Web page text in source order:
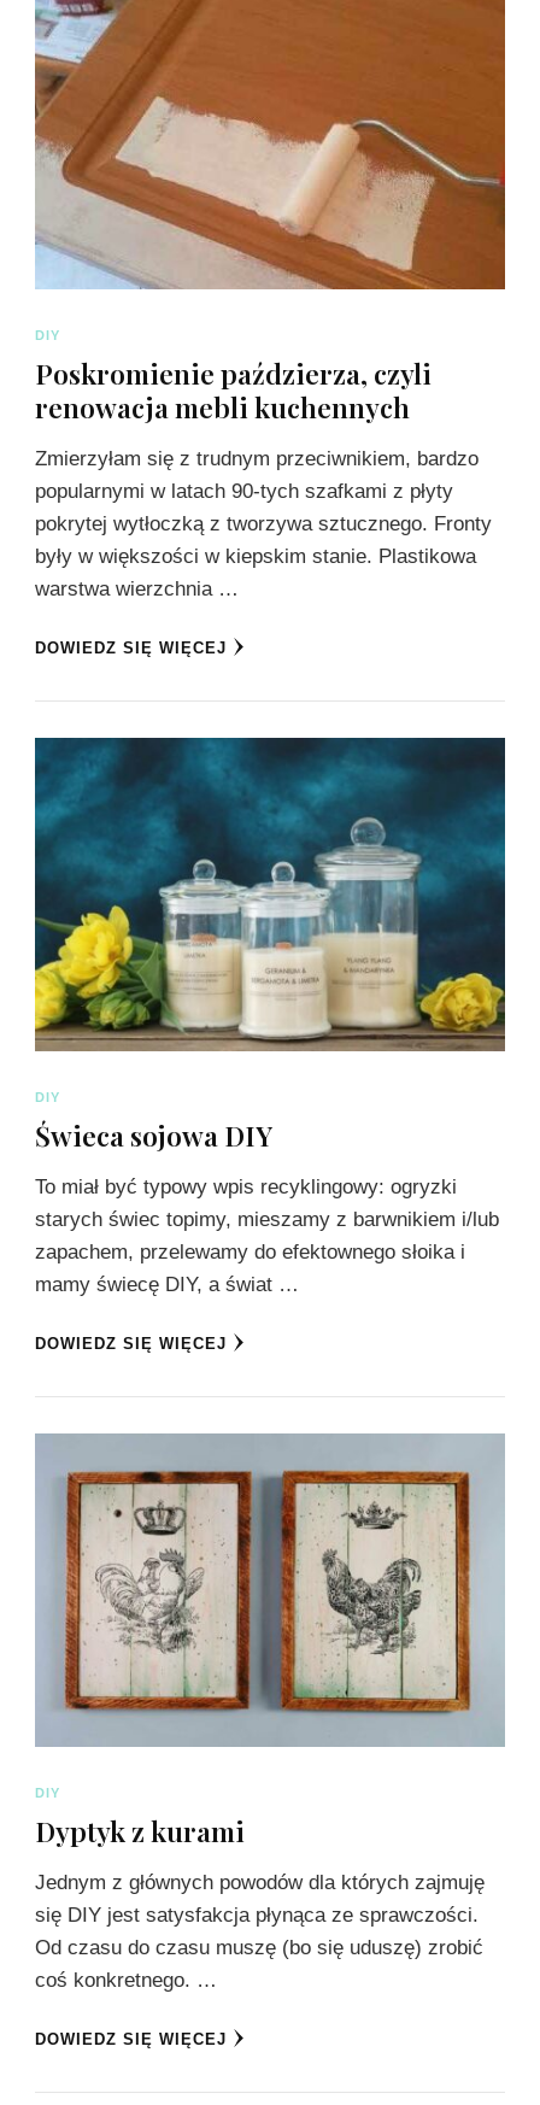
DIY
Poskromienie paździerza, czyli
renowacja mebli kuchennych
Zmierzyłam się z trudnym przeciwnikiem, bardzo
popularnymi w latach 90-tych szafkami z płyty
pokrytej wytłoczką z tworzywa sztucznego. Fronty
były w większości w kiepskim stanie. Plastikowa
warstwa wierzchnia …
DOWIEDZ SIĘ WIĘCEJ
DIY
Świeca sojowa DIY
To miał być typowy wpis recyklingowy: ogryzki
starych świec topimy, mieszamy z barwnikiem i/lub
zapachem, przelewamy do efektownego słoika i
mamy świecę DIY, a świat …
DOWIEDZ SIĘ WIĘCEJ
DIY
Dyptyk z kurami
Jednym z głównych powodów dla których zajmuję
się DIY jest satysfakcja płynąca ze sprawczości.
Od czasu do czasu muszę (bo się uduszę) zrobić
coś konkretnego. …
DOWIEDZ SIĘ WIĘCEJ